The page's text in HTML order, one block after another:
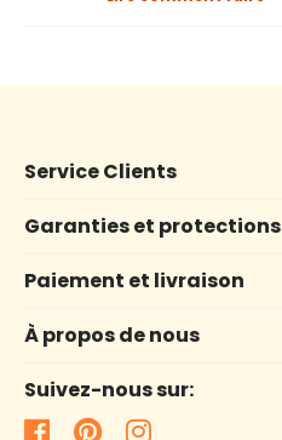
Service Clients
Garanties et protections
Paiement et livraison
À propos de nous
Suivez-nous sur: